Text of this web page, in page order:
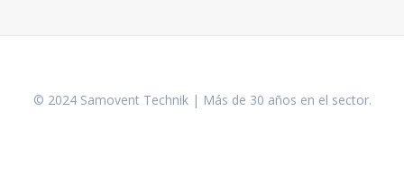
© 2024 Samovent Technik | Más de 30 años en el sector.